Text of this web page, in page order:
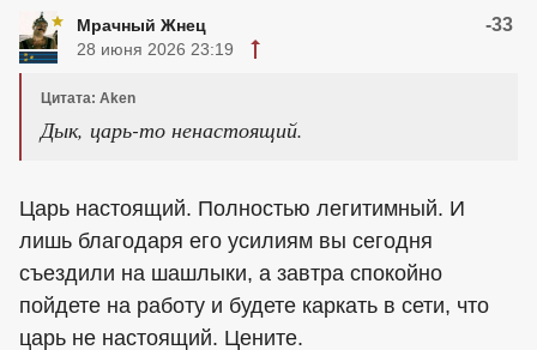
Мрачный Жнец -33
28 июня 2026 23:19
Цитата: Aken
Дык, царь-то ненастоящий.
Царь настоящий. Полностью легитимный. И
лишь благодаря его усилиям вы сегодня
съездили на шашлыки, а завтра спокойно
пойдете на работу и будете каркать в сети, что
царь не настоящий. Цените.